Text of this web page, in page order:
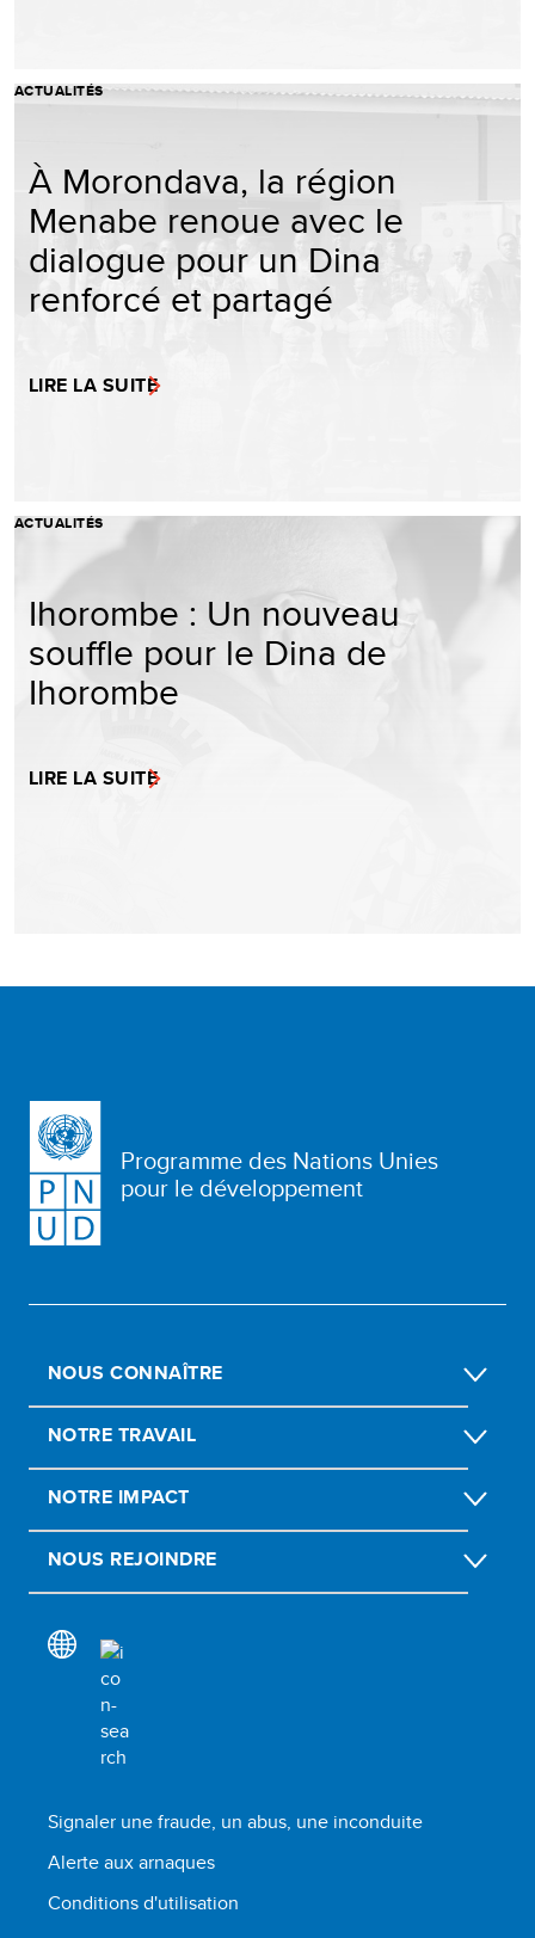
ACTUALITÉS
À Morondava, la région
Menabe renoue avec le
dialogue pour un Dina
renforcé et partagé
LIRE LA SUITE
ACTUALITÉS
Ihorombe : Un nouveau
souffle pour le Dina de
Ihorombe
LIRE LA SUITE
Programme des Nations Unies
pour le développement
NOUS CONNAÎTRE
NOTRE TRAVAIL
NOTRE IMPACT
NOUS REJOINDRE
Signaler une fraude, un abus, une inconduite
Alerte aux arnaques
Conditions d'utilisation